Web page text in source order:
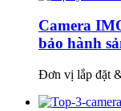
Camera
bảo hành
Đơn vị lắp đặt